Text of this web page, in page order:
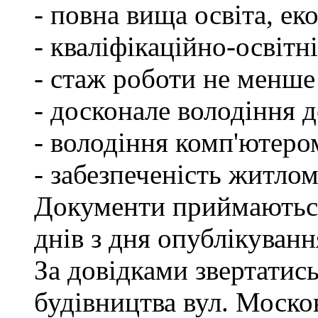
- повна вища освіта,
- кваліфікаційно-
- стаж роботи не менше
- досконале
- володіння
- забезпеченість
Документи
днів з дня
За довідками
будівництва вул.